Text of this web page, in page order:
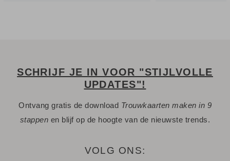
SCHRIJF JE IN VOOR "STIJLVOLLE
UPDATES"!
Ontvang gratis de download Trouwkaarten maken in 9
stappen en blijf op de hoogte van de nieuwste trends.
VOLG ONS: